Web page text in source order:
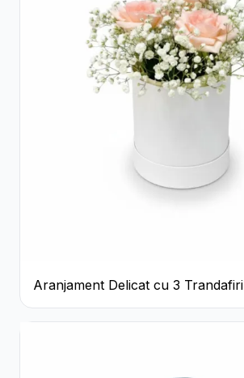
Aranjament Delicat cu 3 Trandafiri
Roz în Cutie Albă